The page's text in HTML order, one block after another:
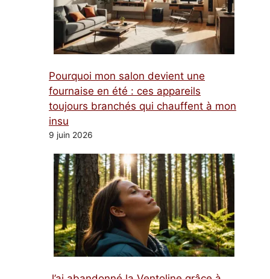
Pourquoi mon salon devient une
fournaise en été : ces appareils
toujours branchés qui chauffent à mon
insu
9 juin 2026